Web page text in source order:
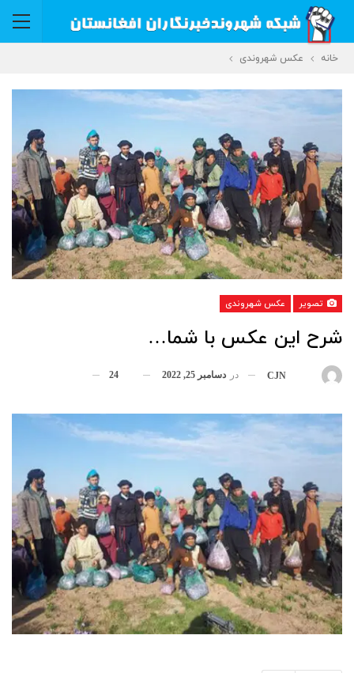
خانه عکس شهروندی
تصویر عکس شهروندی
شرح این عکس با شما…
CJN در دسامبر 25, 2022 24